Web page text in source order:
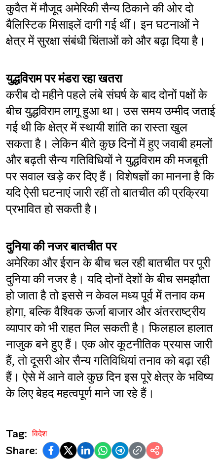
कुवैत में मौजूद अमेरिकी सैन्य ठिकाने की ओर दो
बैलिस्टिक मिसाइलें दागी गई थीं। इन घटनाओं ने
क्षेत्र में सुरक्षा संबंधी चिंताओं को और बढ़ा दिया है।
युद्धविराम पर मंडरा रहा खतरा
करीब दो महीने पहले लंबे संघर्ष के बाद दोनों पक्षों के
बीच युद्धविराम लागू हुआ था। उस समय उम्मीद जताई
गई थी कि क्षेत्र में स्थायी शांति का रास्ता खुल
सकता है। लेकिन बीते कुछ दिनों में हुए जवाबी हमलों
और बढ़ती सैन्य गतिविधियों ने युद्धविराम की मजबूती
पर सवाल खड़े कर दिए हैं। विशेषज्ञों का मानना है कि
यदि ऐसी घटनाएं जारी रहीं तो बातचीत की प्रक्रिया
प्रभावित हो सकती है।
दुनिया की नजर बातचीत पर
अमेरिका और ईरान के बीच चल रही बातचीत पर पूरी
दुनिया की नजर है। यदि दोनों देशों के बीच समझौता
हो जाता है तो इससे न केवल मध्य पूर्व में तनाव कम
होगा, बल्कि वैश्विक ऊर्जा बाजार और अंतरराष्ट्रीय
व्यापार को भी राहत मिल सकती है। फिलहाल हालात
नाजुक बने हुए हैं। एक ओर कूटनीतिक प्रयास जारी
हैं, तो दूसरी ओर सैन्य गतिविधियां तनाव को बढ़ा रही
हैं। ऐसे में आने वाले कुछ दिन इस पूरे क्षेत्र के भविष्य
के लिए बेहद महत्वपूर्ण माने जा रहे हैं।
Tag: विदेश
Share: